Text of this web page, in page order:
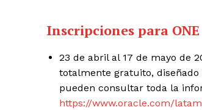
Inscripciones para ONE
23 de abril al 17 de mayo de
totalmente gratuito,
pueden consultar toda la
https://www.oracle.com/